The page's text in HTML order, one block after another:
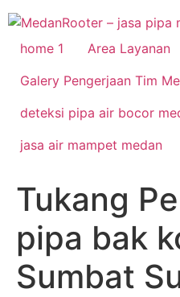
Skip
to
content
home 1
Area Layanan
Galery Pengerjaan Tim
deteksi pipa air bocor
jasa air mampet medan
Tukang
pipa bak
Sumbat